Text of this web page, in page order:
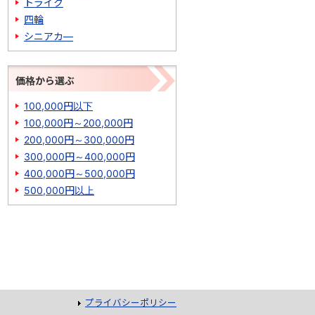
四輪
シニアカ―
価格から選ぶ
100,000円以下
100,000円～200,000円
200,000円～300,000円
300,000円～400,000円
400,000円～500,000円
500,000円以上
プライバシーポリシー